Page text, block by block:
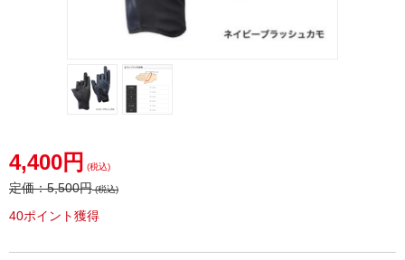
4,400円 (税込)
定価：5,500円(税込)
40ポイント獲得